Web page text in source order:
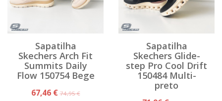
Sapatilha
Skechers Arch Fit
Summits Daily
Flow 150754 Bege
67,46 €74,95 €
Sapatilha
Skechers Glide-
step Pro Cool Drift
150484 Multi-
preto